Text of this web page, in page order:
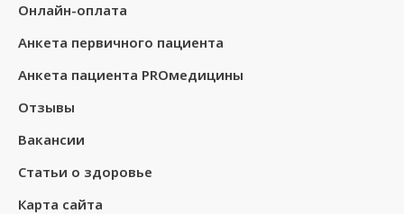
Онлайн-оплата
Анкета первичного пациента
Анкета пациента PROмедицины
Отзывы
Вакансии
Статьи о здоровье
Карта сайта